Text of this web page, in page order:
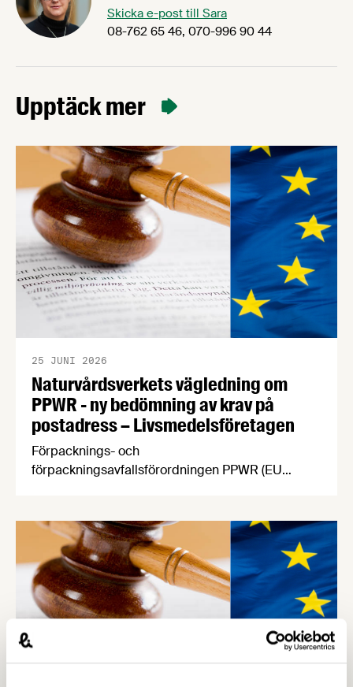
Skicka e-post till Sara
08-762 65 46, 070-996 90 44
Upptäck mer
Naturvårdsverkets vägledning om
PPWR - ny bedömning av krav på
postadress – Livsmedelsföretagen
25 JUNI 2026
Förpacknings- och
förpackningsavfallsförordningen PPWR (EU
Livsmedelsföretagen har myndigheten nu
meddelat att tillverkare inte kommer behöva ange
postadress på sina förpackningar.